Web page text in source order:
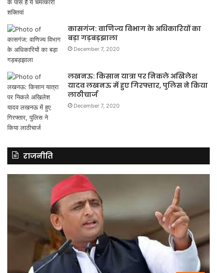
कासगंज: वाणिज्य विभाग के अधिकारियों का
बड़ा गड़बड़झाला
December 7, 2020
लखनऊ: किसान यात्रा पर निकले अखिलेश
यादव लखनऊ में हुए गिरफ्तार, पुलिस ने किया
लाठीचार्ज
December 7, 2020
राजनीति